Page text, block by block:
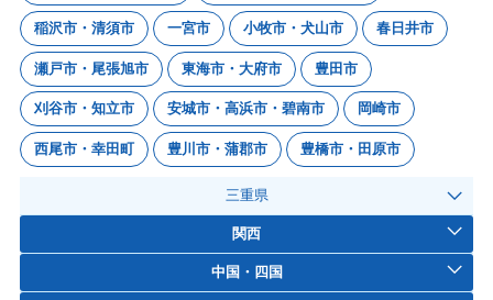
稲沢市・清須市 一宮市 小牧市・犬山市 春日井市
瀬戸市・尾張旭市 東海市・大府市 豊田市
刈谷市・知立市 安城市・高浜市・碧南市 岡崎市
西尾市・幸田町 豊川市・蒲郡市 豊橋市・田原市
三重県
関西
中国・四国